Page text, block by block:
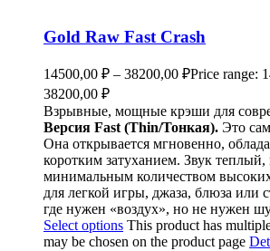
Gold Raw Fast Crash
14500,00 ₽ – 38200,00 ₽Price range:
38200,00 ₽
Взрывные, мощные крэши для
Версия Fast (Thin/Тонкая). Это
Она открывается мгновенно,
коротким затуханием. Звук теплый,
минимальным количеством
для легкой игры, джаза, блюза или
где нужен «воздух», но не нужен
Select options This product has
may be chosen on the product page